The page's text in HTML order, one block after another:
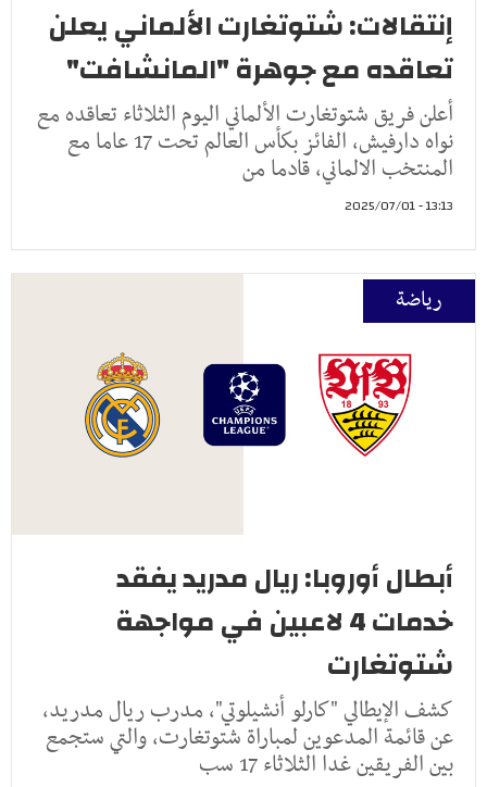
إنتقالات: شتوتغارت الألماني يعلن
تعاقده مع جوهرة "المانشافت"
أعلن فريق شتوتغارت الألماني اليوم الثلاثاء تعاقده مع
نواه دارفيش، الفائز بكأس العالم تحت 17 عاما مع
المنتخب الالماني، قادما من
13:13 - 2025/07/01
رياضة
أبطال أوروبا: ريال مدريد يفقد
خدمات 4 لاعبين في مواجهة
شتوتغارت
كشف الإيطالي "كارلو أنشيلوتي"، مدرب ريال مدريد،
عن قائمة المدعوين لمباراة شتوتغارت، والتي ستجمع
بين الفريقين غدا الثلاثاء 17 سب